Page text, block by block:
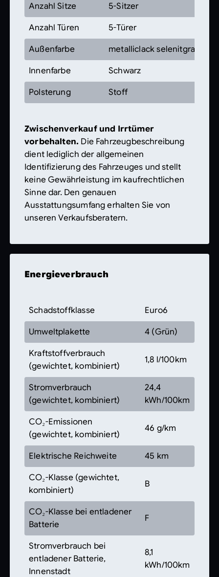
Anzahl Sitze 5-Sitzer
Anzahl Türen 5-Türer
Außenfarbe metalliclack selenitgrau
Innenfarbe Schwarz
Polsterung Stoff
Zwischenverkauf und Irrtümer
vorbehalten. Die Fahrzeugbeschreibung
dient lediglich der allgemeinen
Identifizierung des Fahrzeuges und stellt
keine Gewährleistung im kaufrechtlichen
Sinne dar. Den genauen
Ausstattungsumfang erhalten Sie von
unseren Verkaufsberatern.
Energieverbrauch
Schadstoffklasse Euro6
Umweltplakette 4 (Grün)
Kraftstoffverbrauch
(gewichtet, kombiniert)
1,8 l/100km
Stromverbrauch
(gewichtet, kombiniert)
24,4
kWh/100km
CO₂-Emissionen
(gewichtet, kombiniert)
46 g/km
Elektrische Reichweite 45 km
CO₂-Klasse (gewichtet,
kombiniert)
B
CO₂-Klasse bei entladener
Batterie
F
Stromverbrauch bei
entladener Batterie,
Innenstadt
8,1
kWh/100km